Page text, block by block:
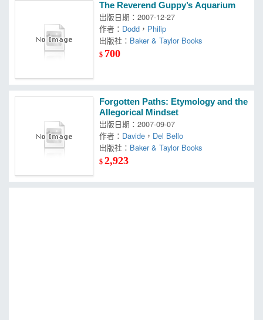
The Reverend Guppy’s Aquarium
出版日期：2007-12-27
作者： Dodd ， Philip
出版社： Baker & Taylor Books
$ 700
Forgotten Paths: Etymology and the
Allegorical Mindset
出版日期：2007-09-07
作者： Davide ， Del Bello
出版社： Baker & Taylor Books
$2,923